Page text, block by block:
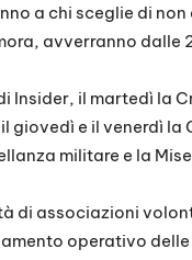
a chi sceglie di
avverranno dalle
Insider, il martedì la
giovedì e il venerdì la
militare e la
di associazioni
operativo